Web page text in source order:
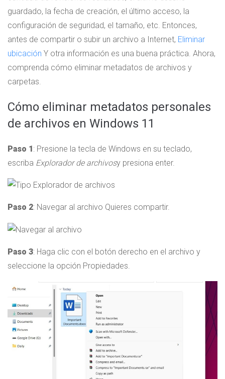
guardado, la fecha de creación, el último acceso, la
configuración de seguridad, el tamaño, etc. Entonces,
antes de compartir o subir un archivo a Internet, Eliminar
ubicación Y otra información es una buena práctica. Ahora,
comprenda cómo eliminar metadatos de archivos y
carpetas.
Cómo eliminar metadatos personales
de archivos en Windows 11
Paso 1: Presione la tecla de Windows en su teclado,
escriba Explorador de archivosy presiona enter.
Paso 2: Navegar al archivo Quieres compartir.
Paso 3: Haga clic con el botón derecho en el archivo y
seleccione la opción Propiedades.